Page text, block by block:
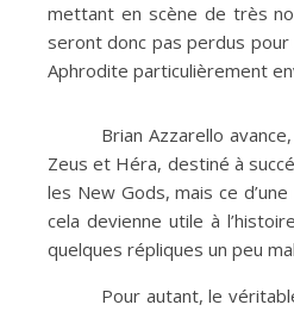
mettant en scène de très
seront donc pas perdus
Aphrodite particulièrement
Brian Azzarello
Zeus et Héra, destiné à
les New Gods, mais ce
cela devienne utile à
quelques répliques un peu
Pour autant, le